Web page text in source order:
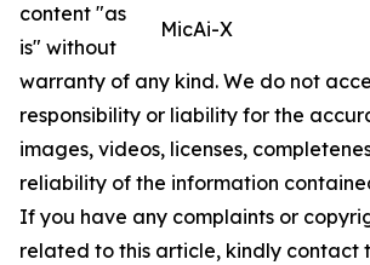
MicAi-X
content "as
is" without
warranty of any kind. We do not
responsibility or liability for the
images, videos, licenses,
reliability of the information
If you have any complaints or
related to this article, kindly contact